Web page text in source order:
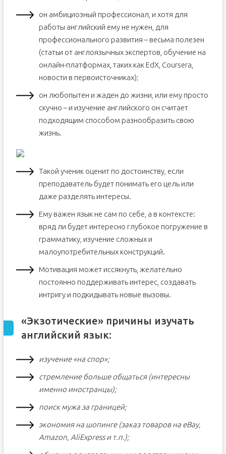
он амбициозный профессионал, и хотя для
работы английский ему не нужен, для
профессионального развития – весьма полезен
(статьи от англоязычных экспертов, обучение на
онлайн-платформах, таких как EdX, Coursera,
новости в первоисточниках);
он любопытен и жаден до жизни, или ему просто
скучно – и изучение английского он считает
подходящим способом разнообразить свою
жизнь.
Такой ученик оценит по достоинству, если
преподаватель будет понимать его цель или
даже разделять интересы.
Ему важен язык не сам по себе, а в контексте:
вряд ли будет интересно глубокое погружение в
грамматику, изучение сложных и
малоупотребительных конструкций.
Мотивация может иссякнуть, желательно
постоянно поддерживать интерес, создавать
интригу и подкидывать новые вызовы.
«Экзотические» причины изучать
английский язык:
изучение «на спор»;
стремление больше общаться (интересны
именно иностранцы);
поиск мужа за границей;
экономия на шопинге (заказ товаров на eBay,
Amazon, AliExpress и т.п.);